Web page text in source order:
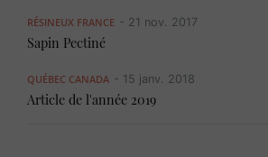
RÉSINEUX FRANCE - 21 nov. 2017
Sapin Pectiné
QUÉBEC CANADA - 15 janv. 2018
Article de l'année 2019